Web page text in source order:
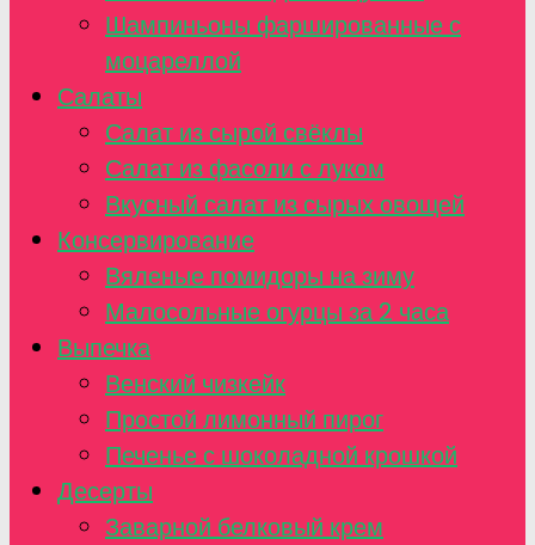
Шампиньоны фаршированные с
моцареллой
Салаты
Салат из сырой свёклы
Салат из фасоли с луком
Вкусный салат из сырых овощей
Консервирование
Вяленые помидоры на зиму
Малосольные огурцы за 2 часа
Выпечка
Венский чизкейк
Простой лимонный пирог
Печенье с шоколадной крошкой
Десерты
Заварной белковый крем